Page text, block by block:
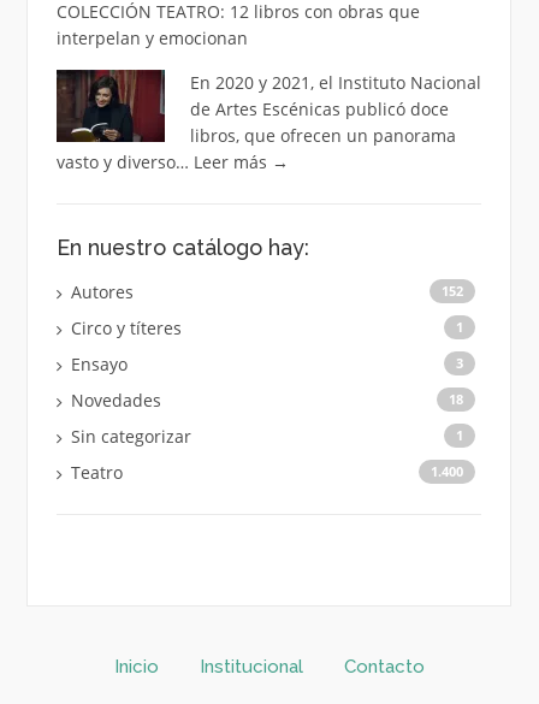
COLECCIÓN TEATRO: 12 libros con obras que
interpelan y emocionan
En 2020 y 2021, el Instituto Nacional
de Artes Escénicas publicó doce
libros, que ofrecen un panorama
vasto y diverso… Leer más →
En nuestro catálogo hay:
Autores 152
Circo y títeres 1
Ensayo 3
Novedades 18
Sin categorizar 1
Teatro 1.400
Inicio Institucional Contacto